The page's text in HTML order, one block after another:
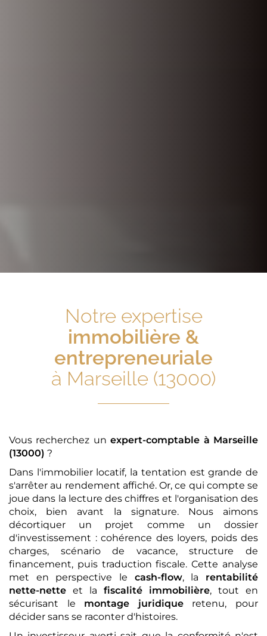
Notre expertise
immobilière &
entrepreneuriale
à Marseille (13000)
Vous recherchez unexpert-comptable à Marseille
(13000) ?
Dans l'immobilier locatif, la tentation est grande de
s'arrêter au rendement affiché. Or, ce qui compte se
joue dans la lecture des chiffres et l'organisation des
choix, bien avant la signature. Nous aimons
décortiquer un projet comme un dossier
d'investissement : cohérence des loyers, poids des
charges, scénario de vacance, structure de
financement, puis traduction fiscale. Cette analyse
met en perspective le cash-flow, la rentabilité
nette-nette et la fiscalité immobilière, tout en
sécurisant le montage juridiqueretenu, pour
décider sans se raconter d'histoires.